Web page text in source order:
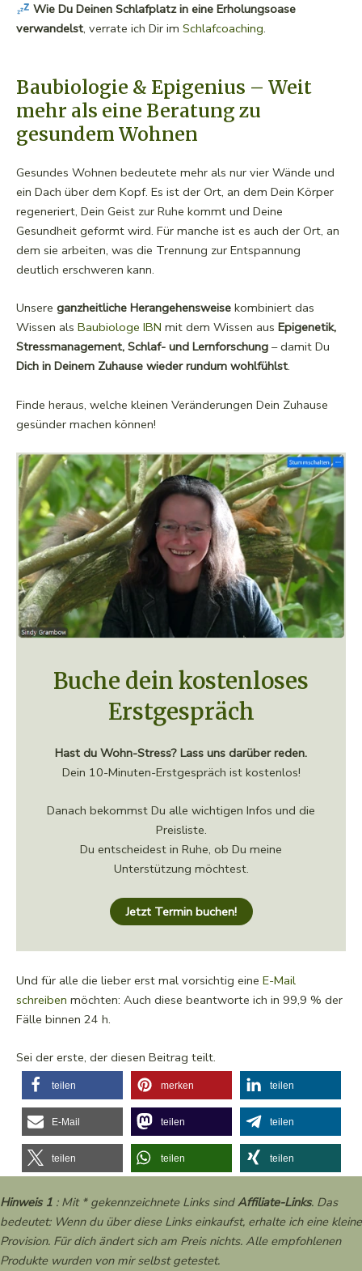
Wie Du Deinen Schlafplatz in eine Erholungsoase
verwandelst, verrate ich Dir im Schlafcoaching.
Baubiologie & Epigenius – Weit
mehr als eine Beratung zu
gesundem Wohnen
Gesundes Wohnen bedeutete mehr als nur vier Wände und
ein Dach über dem Kopf. Es ist der Ort, an dem Dein Körper
regeneriert, Dein Geist zur Ruhe kommt und Deine
Gesundheit geformt wird. Für manche ist es auch der Ort, an
dem sie arbeiten, was die Trennung zur Entspannung
deutlich erschweren kann.
Unsere ganzheitliche Herangehensweise kombiniert das
Wissen als Baubiologe IBN mit dem Wissen aus Epigenetik,
Stressmanagement, Schlaf- und Lernforschung – damit Du
Dich in Deinem Zuhause wieder rundum wohlfühlst.
Finde heraus, welche kleinen Veränderungen Dein Zuhause
gesünder machen können!
Buche dein kostenloses
Erstgespräch
Hast du Wohn-Stress? Lass uns darüber reden.
Dein 10-Minuten-Erstgespräch ist kostenlos!
Danach bekommst Du alle wichtigen Infos und die
Preisliste.
Du entscheidest in Ruhe, ob Du meine
Unterstützung möchtest.
Jetzt Termin buchen!
Und für alle die lieber erst mal vorsichtig eine E-Mail
schreiben möchten: Auch diese beantworte ich in 99,9 % der
Fälle binnen 24 h.
Sei der erste, der diesen Beitrag teilt.
teilen merken teilen
E-Mail teilen teilen
teilen teilen teilen
Hinweis 1 : Mit * gekennzeichnete Links sindAffiliate-Links. Das
bedeutet: Wenn du über diese Links einkaufst, erhalte ich eine kleine
Provision. Für dich ändert sich am Preis nichts. Alle empfohlenen
Produkte wurden von mir selbst getestet.